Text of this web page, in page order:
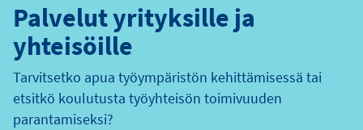
Palvelut yrityksille ja
yhteisöille
Tarvitsetko apua työympäristön kehittämisessä tai
etsitkö koulutusta työyhteisön toimivuuden
parantamiseksi?